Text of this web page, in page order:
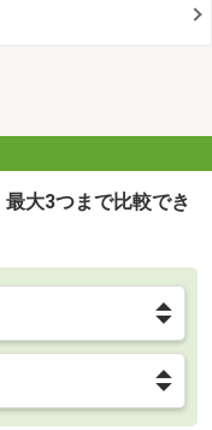
最大3つまで比較でき